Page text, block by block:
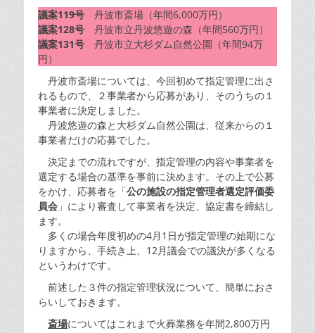
議案119号 丹波市斎場（年間6,000万円）
議案128号 丹波市立丹波悠遊の森（年間560万円）
議案131号 丹波市立大杉ダム自然公園（年間94万
円）
丹波市斎場については、今回初めて指定管理に出さ
れるもので、２事業者から応募があり、そのうちの１
事業者に決定しました。
丹波悠遊の森と大杉ダム自然公園は、従来からの１
事業者だけの応募でした。
決定までの流れですが、指定管理の内容や事業者を
選定する場合の基準を事前に決めます。その上で公募
をかけ、応募者を「公の施設の指定管理者選定評価委
員会 」により審査して事業者を決定、協定書を締結し
ます。
多くの場合年度初めの4月1日が指定管理の始期にな
りますから、手続き上、12月議会での議決が多くなる
というわけです。
前述した３件の指定管理状況について、簡単におさ
らいしておきます。
斎場についてはこれまで火葬業務を年間2,800万円